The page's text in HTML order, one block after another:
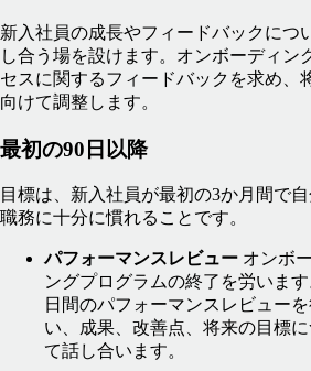
新入社員の成長やフィードバックにつ
し合う場を設けます。オンボーディン
セスに関するフィードバックを求め、
向けて調整します。
最初の90日以降
目標は、新入社員が最初の3か月間で
職務に十分に慣れることです。
パフォーマンスレビュー オンボ
ングプログラムの終了を労います
日間のパフォーマンスレビュー
い、成果、改善点、将来の目標
て話し合います。